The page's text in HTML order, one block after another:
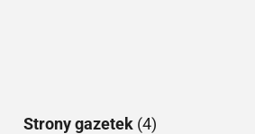
Strony gazetek (4)